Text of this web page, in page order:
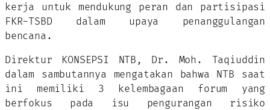
kerja untuk mendukung peran dan partisipasi
FKR-TSBD dalam upaya penanggulangan
bencana.
Direktur KONSEPSI NTB, Dr. Moh. Taqiuddin
dalam sambutannya mengatakan bahwa NTB saat
ini memiliki 3 kelembagaan forum yang
berfokus pada isu pengurangan risiko